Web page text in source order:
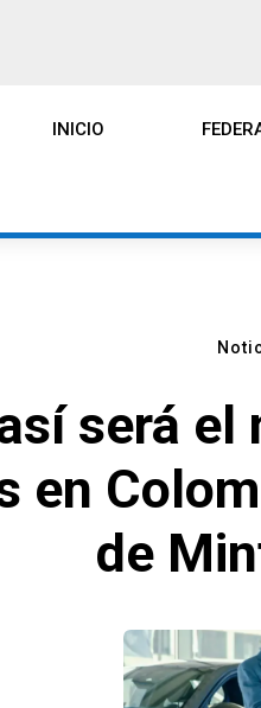
INICIO
será
en
de